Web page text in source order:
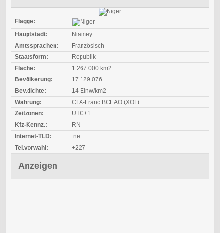
Flagge:
Hauptstadt:
Niamey
Amtssprachen:
Französisch
Staatsform:
Republik
Fläche:
1.267.000 km2
Bevölkerung:
17.129.076
Bev.dichte:
14 Einw/km2
Währung:
CFA-Franc BCEAO (XOF)
Zeitzonen:
UTC+1
Kfz-Kennz.:
RN
Internet-TLD:
.ne
Tel.vorwahl:
+227
Anzeigen